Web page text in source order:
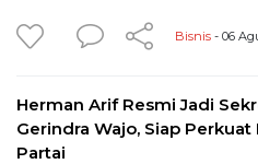
Bisnis - 06
Herman Arif Resmi Jadi
Gerindra Wajo, Siap
Partai